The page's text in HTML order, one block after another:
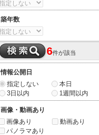
築年数
6件が該当
情報公開日
指定しない
本日
3日以内
1週間以内
画像・動画あり
画像あり
動画あり
パノラマあり